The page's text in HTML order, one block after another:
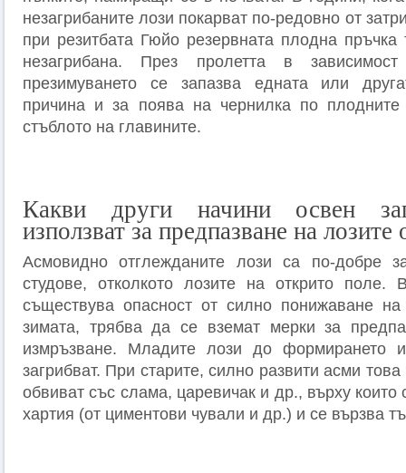
незагрибаните лози покарват по-редовно от
при резитбата Гюйо резервната плодна
незагрибана. През пролетта в
презимуването се запазва едната или
причина и за поява на чернилка по
стъблото на главините.
Какви други начини освен
използват за предпазване на лозите
Асмовидно отглежданите лози са по-добре
студове, отколкото лозите на открито поле.
съществува опасност от силно понижаване на
зимата, трябва да се вземат мерки за
измръзване. Младите лози до формирането
загрибват. При старите, силно развити асми
обвиват със слама, царевичак и др., върху които
хартия (от циментови чували и др.) и се вързва